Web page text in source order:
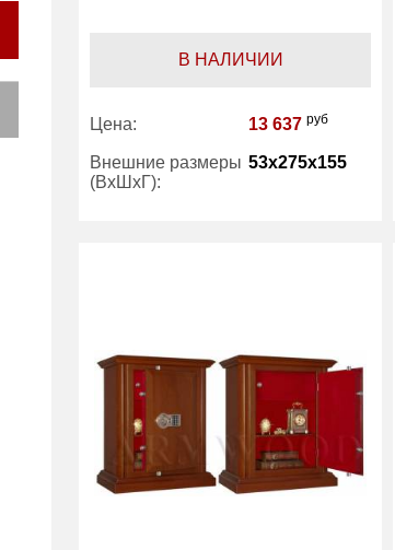
В НАЛИЧИИ
Цена: 13 637 руб
Внешние размеры
(ВхШхГ):
53x275x155